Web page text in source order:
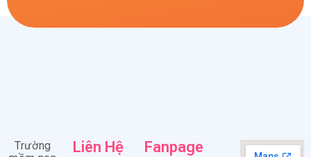
Trường
Liên Hệ Fanpage